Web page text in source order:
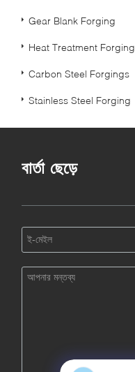
Gear Blank Forging
Heat Treatment Forging
Carbon Steel Forgings
Stainless Steel Forging
বার্তা ছেড়ে